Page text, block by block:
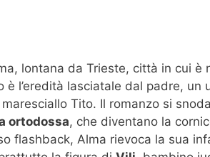
lontana da Trieste, città in cui è
l’eredità lasciatale dal padre, un
Tito. Il romanzo si
ortodossa, che diventano la
flashback, Alma rievoca la sua